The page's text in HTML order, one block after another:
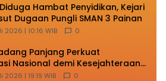
Hambat Penyidikan, Kejari
Dugaan Pungli SMAN 3 Painan
2026 | 10:16 WIB 0
Panjang Perkuat
Nasional demi Kesejahteraan
2026 | 19:19 WIB 0